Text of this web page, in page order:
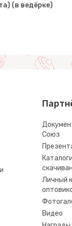
(в ведёрке)
Союз
Личный
Видео